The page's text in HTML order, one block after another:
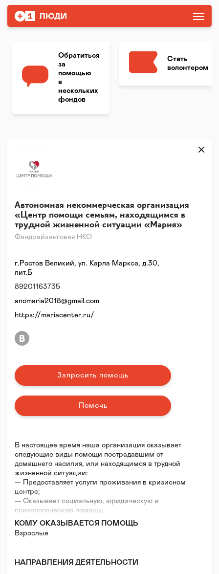
Обратиться
за
помощью
в
нескольких
фондов
Стать
волонтером
Фандрайзинговая НКО
Автономная некоммерческая организация
«Центр помощи семьям, находящимся в
трудной жизненной ситуации «Мария»
В настоящее время наша организация оказывает
следующие виды помощи пострадавшим от
домашнего насилия, или находящимся в трудной
жизненной ситуации:
— Предоставляет услуги проживания в кризисном
центре;
— Оказывает социальную, юридическую и
психологическую помощь;
— Организует группы временного пребывания детей
для проживающих в кризисном центре;
— Оказывает гуманитарную помощь (одежда,
тренинги;
КОМУ ОКАЗЫВАЕТСЯ ПОМОЩЬ
Взрослые
НАПРАВЛЕНИЯ ДЕЯТЕЛЬНОСТИ
г.Ростов Великий, ул. Карла Маркса, д.30,
лит.Б
89201163735
anomaria2018@gmail.com
https://mariacenter.ru/
Запросить помощь
Помочь